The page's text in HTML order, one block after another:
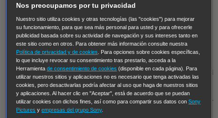
Despedida Salvaje Despedida Salvaje
Thomas, el ojo del FBI Pan Am Dawson crece
Insomnia El Guardián The Blacklist Cinco en familia
Hudson & Rex Diez libras y un sueño Mr Loverman
Regreso al futuro III NUEVE CUERPOS Los últimos
caballeros Tormenta infinita Sing Street Cobra Kai
Tom
y Lola High Country Los casos de Susan Ryeland:
Moonflower Murders Twisted Metal Mentes Criminales:
Evolution Terapia de Choque
Nos preocupamos por tu privacidad
Nuestro sitio utiliza cookies y otras tecnologías (las "cookies") para mejorar
su funcionamiento, para que sea más personal para usted y para ofrecerle
publicidad basada sobre su actividad de navegación y sus intereses tanto en
este sitio como en otros. Para obtener más información consulte nuestra
Política de privacidad y de cookies
. Para opciones sobre cookies específicas,
lo que incluye revocar su consentimiento tras prestarlo, acceda a la
Herramientade consentimiento de cookies (disponible en cada página). Para
utilizar nuestros sitios y aplicaciones no es necesario que tenga activadas las
cookies, pero desactivarlas podría afectar al uso que haga de nuestros sitios
y aplicaciones. Al hacer clic en "Aceptar", está de acuerdo que se puedan
utilizar cookies con dichos fines, así como para compartir sus datos conSony
Pictures yempresas del grupo Sony.